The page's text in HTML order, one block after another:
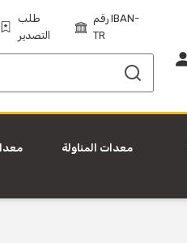
طلب
التصدير
رقم IBAN-
TR
معدات المناولة